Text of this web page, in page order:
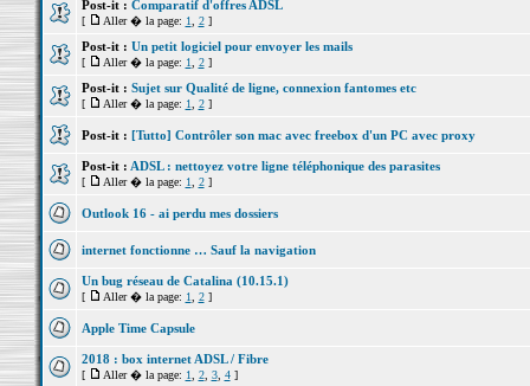
Post-it : Comparatif d'offres ADSL
[ Aller � la page: 1 2]
Post-it : Un petit logiciel pour envoyer les mails
[ Aller � la page: 1 2]
Post-it : Sujet sur Qualité de ligne, connexion fantomes etc
[ Aller � la page: 1 2]
Post-it : [Tutto] Contrôler son mac avec freebox d'un PC avec proxy
Post-it : ADSL : nettoyez votre ligne téléphonique des parasites
[ Aller � la page: 1 2]
Outlook 16 - ai perdu mes dossiers
internet fonctionne … Sauf la navigation
Un bug réseau de Catalina (10.15.1)
[ Aller � la page: 1 2]
Apple Time Capsule
2018 : box internet ADSL / Fibre
[ Aller � la page: 1 2, 3, 4]